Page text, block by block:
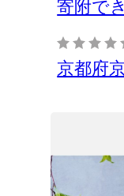
寄附で
京都府